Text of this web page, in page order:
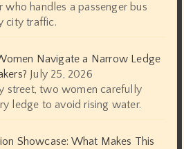
who handles a passenger bus
city traffic.
Navigate a Narrow Ledge
July 25, 2026
street, two women carefully
ledge to avoid rising water.
Showcase: What Makes This